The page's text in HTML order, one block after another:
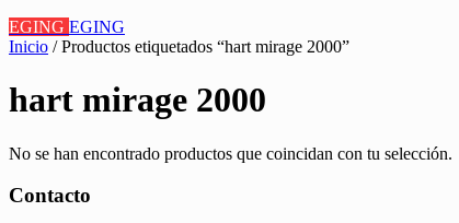
EGING EGING
Inicio / Productos etiquetados “hart mirage 2000”
hart mirage 2000
No se han encontrado productos que coincidan con tu selección.
Contacto